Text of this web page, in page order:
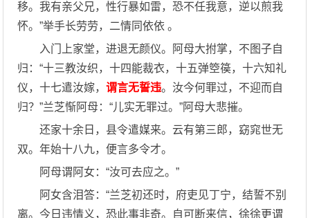
移。我有亲父兄，性行暴如雷，恐不任我意，逆以煎我
怀。”举手长劳劳，二情同依依 。
入门上家堂，进退无颜仪。阿母大拊掌，不图子自
归：“十三教汝织，十四能裁衣，十五弹箜篌，十六知礼
仪，十七遣汝嫁，谓言无誓违。汝今何罪过，不迎而自
归？”兰芝惭阿母：“儿实无罪过。”阿母大悲摧。
还家十余日，县令遣媒来。云有第三郎，窈窕世无
双。年始十八九，便言多令才。
阿母谓阿女：“汝可去应之。”
阿女含泪答：“兰芝初还时，府吏见丁宁，结誓不别
离。今日违情义，恐此事非奇。自可断来信，徐徐更谓